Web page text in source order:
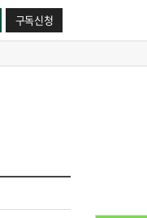
구독신청